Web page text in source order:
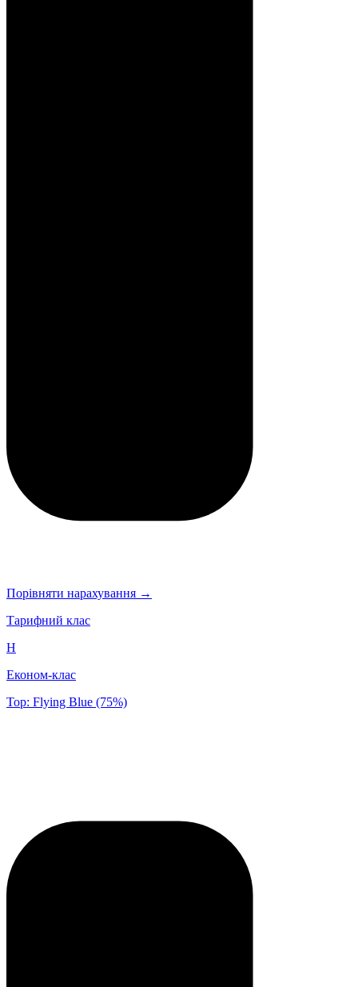
Порівняти нарахування →
Тарифний клас
H
Економ-клас
Top: Flying Blue (75%)